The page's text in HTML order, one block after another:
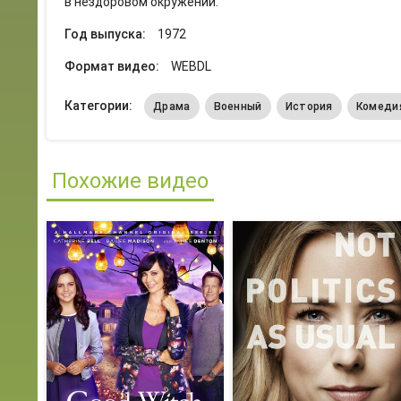
Год выпуска: 1972
Формат видео: WEBDL
Категории: Драма Военный История
Похожие видео